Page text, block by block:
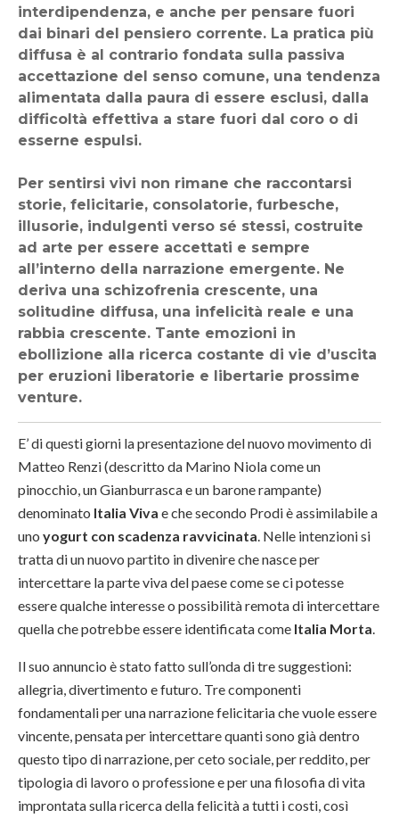
interdipendenza, e anche per pensare fuori
dai binari del pensiero corrente. La pratica più
diffusa è al contrario fondata sulla passiva
accettazione del senso comune, una tendenza
alimentata dalla paura di essere esclusi, dalla
difficoltà effettiva a stare fuori dal coro o di
esserne espulsi.
Per sentirsi vivi non rimane che raccontarsi
storie, felicitarie, consolatorie, furbesche,
illusorie, indulgenti verso sé stessi, costruite
ad arte per essere accettati e sempre
all’interno della narrazione emergente. Ne
deriva una schizofrenia crescente, una
solitudine diffusa, una infelicità reale e una
rabbia crescente. Tante emozioni in
ebollizione alla ricerca costante di vie d’uscita
per eruzioni liberatorie e libertarie prossime
venture.
E’ di questi giorni la presentazione del nuovo movimento di
Matteo Renzi (descritto da Marino Niola come un
pinocchio, un Gianburrasca e un barone rampante)
denominato Italia Viva e che secondo Prodi è assimilabile a
uno yogurt con scadenza ravvicinata . Nelle intenzioni si
tratta di un nuovo partito in divenire che nasce per
intercettare la parte viva del paese come se ci potesse
essere qualche interesse o possibilità remota di intercettare
quella che potrebbe essere identificata come Italia Morta
Il suo annuncio è stato fatto sull’onda di tre suggestioni:
allegria, divertimento e futuro. Tre componenti
fondamentali per una narrazione felicitaria che vuole essere
vincente, pensata per intercettare quanti sono già dentro
questo tipo di narrazione, per ceto sociale, per reddito, per
tipologia di lavoro o professione e per una filosofia di vita
improntata sulla ricerca della felicità a tutti i costi, così